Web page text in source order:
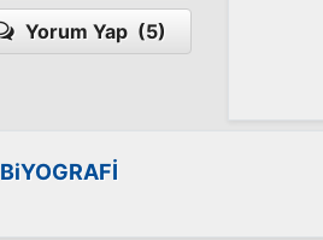
Yorum Yap (5)
BiYOGRAFİ